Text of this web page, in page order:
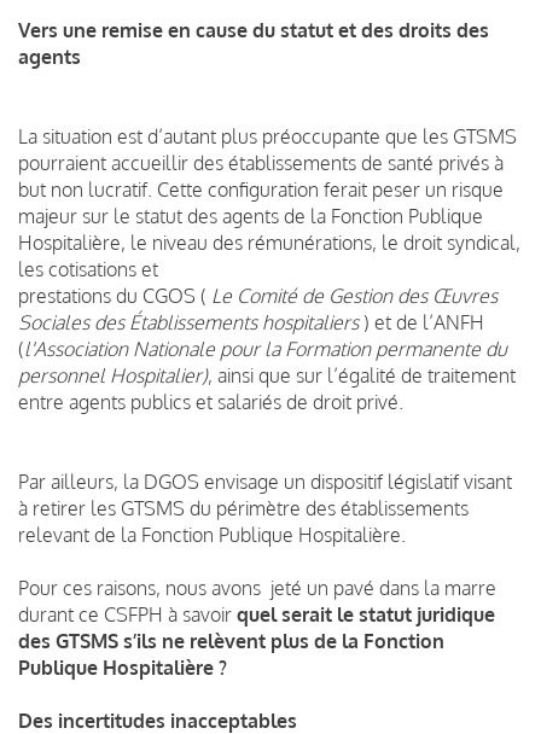
Vers une remise en cause du statut et des droits des
agents
La situation est d’autant plus préoccupante que les GTSMS
pourraient accueillir des établissements de santé privés à
but non lucratif. Cette configuration ferait peser un risque
majeur sur le statut des agents de la Fonction Publique
Hospitalière, le niveau des rémunérations, le droit syndical,
les cotisations et
prestations du CGOS ( Le Comité de Gestion des Œuvres
Sociales des Établissements hospitaliers) et de l’ANFH
(l'Association Nationale pour la Formation permanente du
personnel Hospitalier), ainsi que sur l’égalité de traitement
entre agents publics et salariés de droit privé.
Par ailleurs, la DGOS envisage un dispositif législatif visant
à retirer les GTSMS du périmètre des établissements
relevant de la Fonction Publique Hospitalière.
Pour ces raisons, nous avons jeté un pavé dans la marre
durant ce CSFPH à savoir quel serait le statut juridique
des GTSMS s’ils ne relèvent plus de la Fonction
Publique Hospitalière ?
Des incertitudes inacceptables